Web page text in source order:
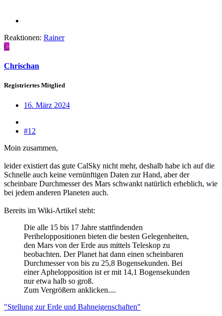
Reaktionen: Rainer
C
Chrischan
Registriertes Mitglied
16. März 2024
#12
Moin zusammen,
leider existiert das gute CalSky nicht mehr, deshalb habe ich auf die
Schnelle auch keine vernünftigen Daten zur Hand, aber der
scheinbare Durchmesser des Mars schwankt natürlich erheblich, wie
bei jedem anderen Planeten auch.
Bereits im Wiki-Artikel steht:
Die alle 15 bis 17 Jahre stattfindenden
Periheloppositionen bieten die besten Gelegenheiten,
den Mars von der Erde aus mittels Teleskop zu
beobachten. Der Planet hat dann einen scheinbaren
Durchmesser von bis zu 25,8 Bogensekunden. Bei
einer Aphelopposition ist er mit 14,1 Bogensekunden
nur etwa halb so groß.
Zum Vergrößern anklicken....
"Stellung zur Erde und Bahneigenschaften"